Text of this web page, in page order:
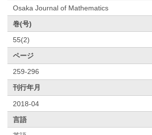
Osaka Journal of Mathematics
巻(号)
55(2)
ページ
259-296
刊行年月
2018-04
言語